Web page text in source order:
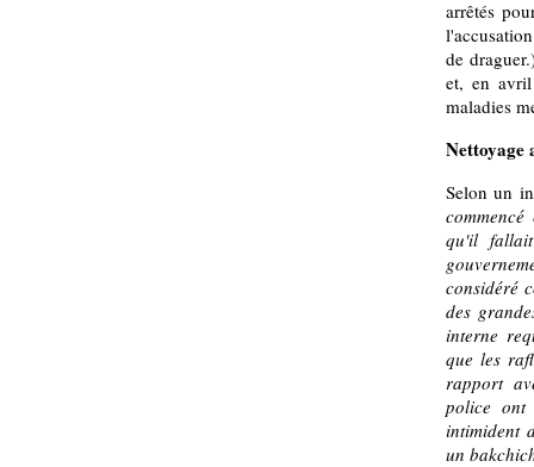
arrêtés
de
et, en
maladies
Nettoyage
Selon un
qu'il
considéré
des
interne
que les
rapport
police
intimident
un